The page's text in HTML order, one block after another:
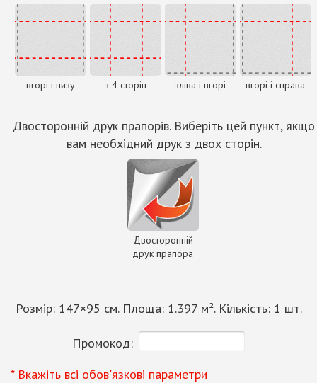
вгорі і низу з 4 сторін зліва і вгорі вгорі і справа
Двосторонній друк прапорів. Виберіть цей пункт, якщо
вам необхідний друк з двох сторін.
Двосторонній
друк прапора
Розмір: 147×95 см. Площа: 1.397м². Кількість: 1 шт.
Промокод:
* Вкажіть всі обов'язкові параметри